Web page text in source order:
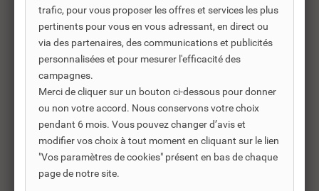
trafic, pour vous proposer les offres et services les plus
pertinents pour vous en vous adressant, en direct ou
via des partenaires, des communications et publicités
personnalisées et pour mesurer l'efficacité des
campagnes.
Merci de cliquer sur un bouton ci-dessous pour donner
ou non votre accord. Nous conservons votre choix
pendant 6 mois. Vous pouvez changer d’avis et
modifier vos choix à tout moment en cliquant sur le lien
"Vos paramètres de cookies" présent en bas de chaque
page de notre site.